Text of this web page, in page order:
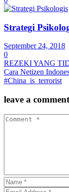
Strategi
September 24, 2018
0
REZEKI YANG
Cara Netizen
#China_is_terrorist
leave a comment